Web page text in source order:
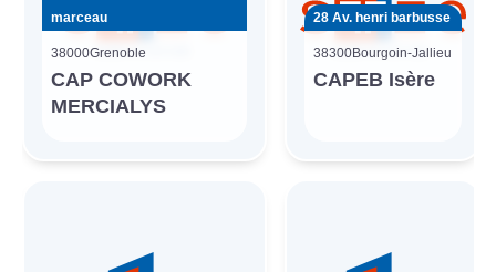
marceau
38000Grenoble
CAP COWORK
MERCIALYS
28 Av. henri barbusse
38300Bourgoin-Jallieu
CAPEB Isère